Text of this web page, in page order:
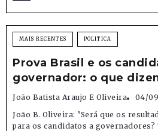
MAIS RECENTES POLITICA
Prova Brasil e os
governador: o que
João Batista Araujo E Oliveira
04/
João B. Oliveira: "Será que os
para os candidatos a governadores?